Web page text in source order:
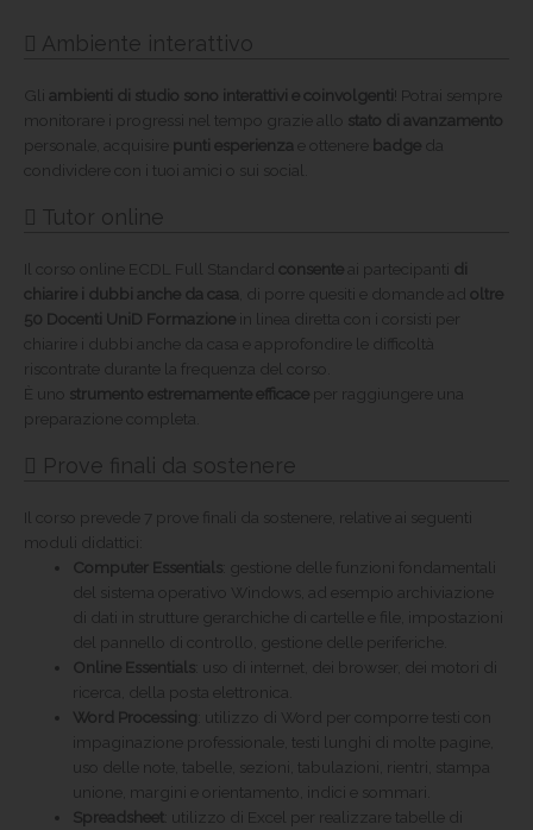
Ambiente interattivo
Gli ambienti di studio sono interattivi e coinvolgenti! Potrai sempre
monitorare i progressi nel tempo grazie allo stato di avanzamento
personale, acquisire punti esperienza e ottenere badge da
condividere con i tuoi amici o sui social.
Tutor online
Il corso online ECDL Full Standard consente ai partecipanti di
chiarire i dubbi anche da casa , di porre quesiti e domande ad oltre
50 Docenti UniD Formazione in linea diretta con i corsisti per
chiarire i dubbi anche da casa e approfondire le difficoltà
riscontrate durante la frequenza del corso.
È uno strumento estremamente efficace per raggiungere una
preparazione completa.
Prove finali da sostenere
Il corso prevede 7 prove finali da sostenere, relative ai seguenti
moduli didattici:
Computer Essentials : gestione delle funzioni fondamentali
del sistema operativo Windows, ad esempio archiviazione
di dati in strutture gerarchiche di cartelle e file, impostazioni
del pannello di controllo, gestione delle periferiche.
Online Essentials : uso di internet, dei browser, dei motori di
ricerca, della posta elettronica.
Word Processing : utilizzo di Word per comporre testi con
impaginazione professionale, testi lunghi di molte pagine,
uso delle note, tabelle, sezioni, tabulazioni, rientri, stampa
unione, margini e orientamento, indici e sommari.
Spreadsheet : utilizzo di Excel per realizzare tabelle di